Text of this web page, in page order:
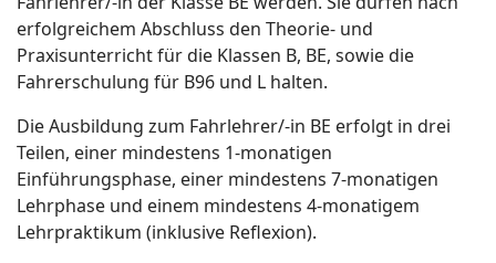
erfolgreichem Abschluss den Theorie- und
Praxisunterricht für die Klassen B, BE, sowie die
Fahrerschulung für B96 und L halten.
Die Ausbildung zum Fahrlehrer/-in BE erfolgt in drei
Teilen, einer mindestens 1-monatigen
Einführungsphase, einer mindestens 7-monatigen
Lehrphase und einem mindestens 4-monatigem
Lehrpraktikum (inklusive Reflexion).